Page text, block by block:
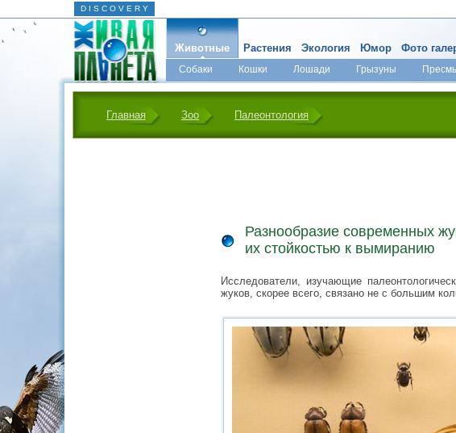
D I S C O V E R Y
Животные
Собаки Кошки Лошади Грызуны
Растения Экология Юмор Фото
Главная Зоо Палеонтология
Разнообразие современных
их стойкостью к вымиранию
Исследователи, изучающие
жуков, скорее всего, связано не с большим